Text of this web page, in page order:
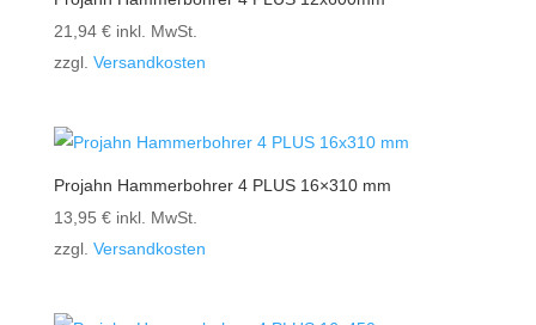
21,94 € inkl. MwSt.
zzgl. Versandkosten
Projahn Hammerbohrer 4 PLUS 16×310 mm
13,95 € inkl. MwSt.
zzgl. Versandkosten